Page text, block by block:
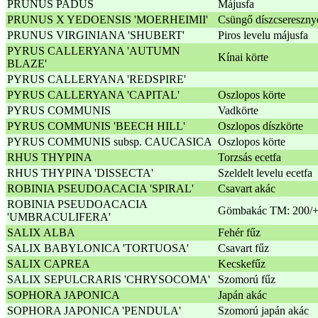
PRUNUS PADUS
Májusfa
PRUNUS X YEDOENSIS 'MOERHEIMII'
Csüngő
PRUNUS VIRGINIANA 'SHUBERT'
Piros levelu májusfa
PYRUS CALLERYANA 'AUTUMN
BLAZE'
Kínai körte
PYRUS CALLERYANA 'REDSPIRE'
PYRUS CALLERYANA 'CAPITAL'
Oszlopos körte
PYRUS COMMUNIS
Vadkörte
PYRUS COMMUNIS 'BEECH HILL'
Oszlopos díszkörte
PYRUS COMMUNIS subsp. CAUCASICA Oszlopos körte
RHUS THYPINA
Torzsás ecetfa
RHUS THYPINA 'DISSECTA'
Szeldelt levelu ecetfa
ROBINIA PSEUDOACACIA 'SPIRAL'
Csavart akác
ROBINIA PSEUDOACACIA
'UMBRACULIFERA'
Gömbakác TM: 200/+
SALIX ALBA
Fehér fűz
SALIX BABYLONICA 'TORTUOSA'
Csavart fűz
SALIX CAPREA
Kecskefűz
SALIX SEPULCRARIS 'CHRYSOCOMA'
Szomorú fűz
SOPHORA JAPONICA
Japán akác
SOPHORA JAPONICA 'PENDULA'
Szomorú japán akác